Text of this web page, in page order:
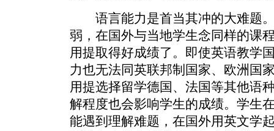
语言能力是首当其冲的大难题。
弱，在国外与当地学生念同样的课
用提取得好成绩了。即使英语教学
力也无法同英联邦制国家、欧洲国
用提选择留学德国、法国等其他语
解程度也会影响学生的成绩。学生
能遇到理解难题，在国外用英文学